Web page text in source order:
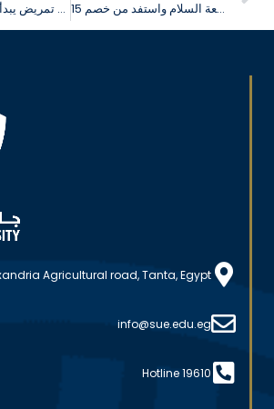
حلمك في أن تصبح أخصائي تمريض يبدأ من جامعة السلام تقدّم الآن إلى كلية الصيدلة جامعة السلام واستفد من خصم 15%
Agricultural road, Tanta, Egypt
info@sue.edu.eg
Hotline 19610